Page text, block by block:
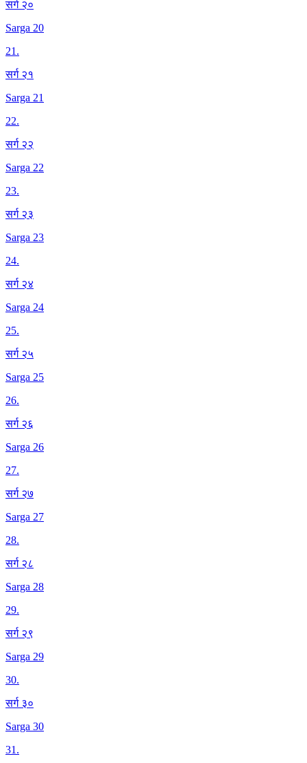
सर्ग २०
Sarga 20
21.
सर्ग २१
Sarga 21
22.
सर्ग २२
Sarga 22
23.
सर्ग २३
Sarga 23
24.
सर्ग २४
Sarga 24
25.
सर्ग २५
Sarga 25
26.
सर्ग २६
Sarga 26
27.
सर्ग २७
Sarga 27
28.
सर्ग २८
Sarga 28
29.
सर्ग २९
Sarga 29
30.
सर्ग ३०
Sarga 30
31.